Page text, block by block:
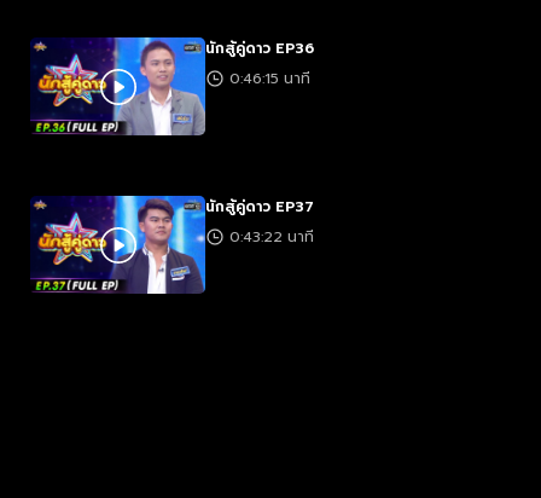
นักสู้คู่ดาว EP36
0:46:15 นาที
นักสู้คู่ดาว EP37
0:43:22 นาที